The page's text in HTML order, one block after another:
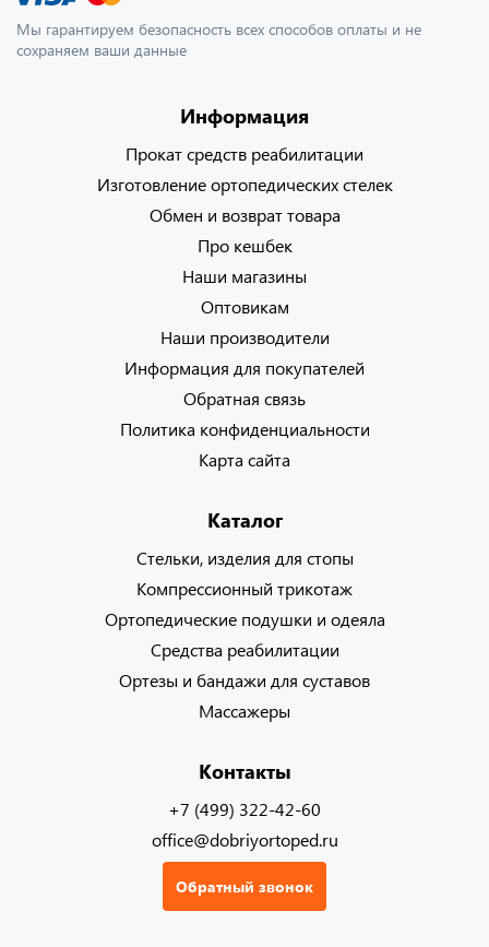
Мы гарантируем безопасность всех способов оплаты и не
сохраняем ваши данные
Информация
Прокат средств реабилитации
Изготовление ортопедических стелек
Обмен и возврат товара
Про кешбек
Наши магазины
Оптовикам
Наши производители
Информация для покупателей
Обратная связь
Политика конфиденциальности
Карта сайта
Каталог
Стельки, изделия для стопы
Компрессионный трикотаж
Ортопедические подушки и одеяла
Средства реабилитации
Ортезы и бандажи для суставов
Массажеры
Контакты
+7 (499) 322-42-60
office@dobriyortoped.ru
Обратный звонок